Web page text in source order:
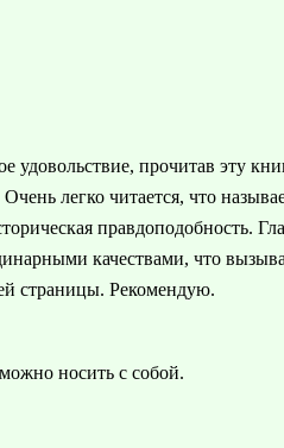
удовольствие, прочитав эту
легко читается, что
правдоподобность.
качествами, что
страницы. Рекомендую.
носить с собой.